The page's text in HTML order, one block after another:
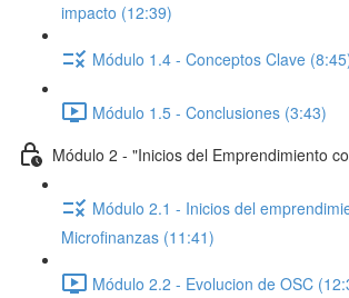
impacto (12:39)
Módulo 1.4 - Conceptos Clave
Módulo 1.5 - Conclusiones (3:43)
Módulo 2 - "Inicios del Emprendimiento
Módulo 2.1 - Inicios del
Microfinanzas (11:41)
Módulo 2.2 - Evolucion de OSC